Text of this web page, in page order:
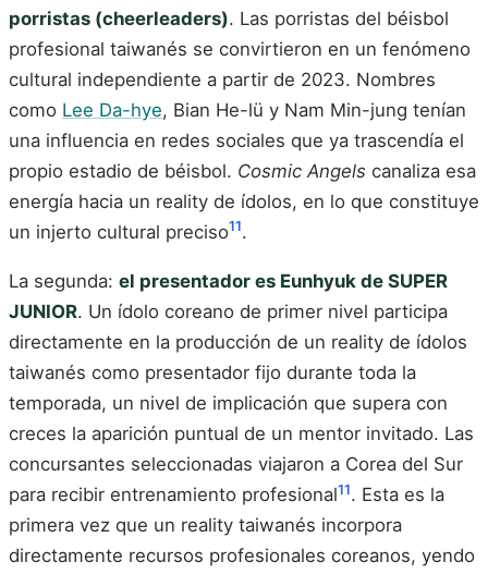
porristas (cheerleaders). Las porristas del béisbol
profesional taiwanés se convirtieron en un fenómeno
cultural independiente a partir de 2023. Nombres
como Lee Da-hye, Bian He-lü y Nam Min-jung tenían
una influencia en redes sociales que ya trascendía el
propio estadio de béisbol. Cosmic Angels canaliza esa
energía hacia un reality de ídolos, en lo que constituye
un injerto cultural preciso11.
La segunda: el presentador es Eunhyuk de SUPER
JUNIOR. Un ídolo coreano de primer nivel participa
directamente en la producción de un reality de ídolos
taiwanés como presentador fijo durante toda la
temporada, un nivel de implicación que supera con
creces la aparición puntual de un mentor invitado. Las
concursantes seleccionadas viajaron a Corea del Sur
para recibir entrenamiento profesional11. Esta es la
primera vez que un reality taiwanés incorpora
directamente recursos profesionales coreanos, yendo